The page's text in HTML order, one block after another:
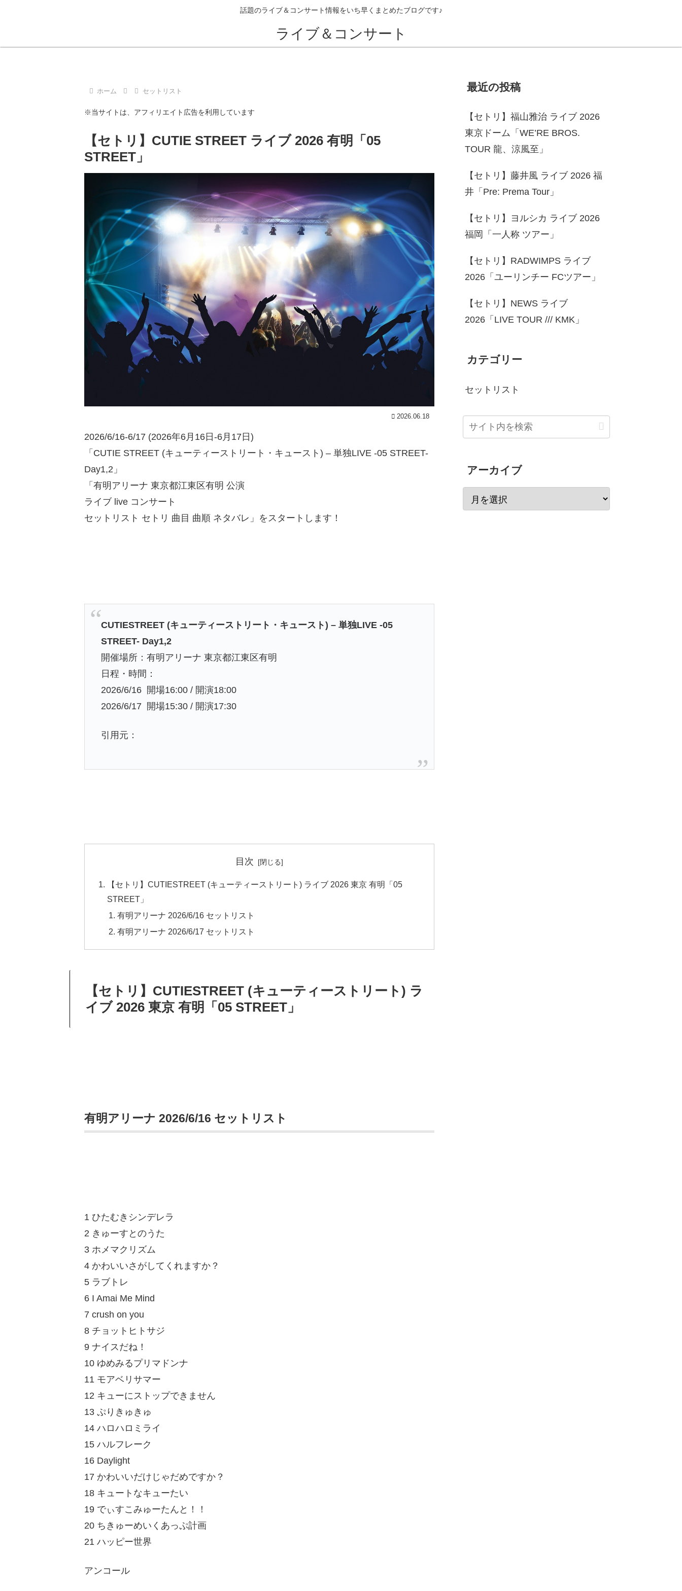
話題のライブ＆コンサート情報をいち早くまとめたブログです♪
ライブ＆コンサート
ホーム セットリスト
※当サイトは、アフィリエイト広告を利用しています
【セトリ】CUTIE STREET ライブ 2026 有明「05
STREET」
2026.06.18
2026/6/16-6/17 (2026年6月16日-6月17日)
「CUTIE STREET (キューティーストリート・キュースト) – 単独LIVE -05 STREET-
Day1,2」
「有明アリーナ 東京都江東区有明 公演
ライブ live コンサート
セットリスト セトリ 曲目 曲順 ネタバレ」をスタートします！
CUTIESTREET (キューティーストリート・キュースト) – 単独LIVE -05
STREET- Day1,2
開催場所：有明アリーナ 東京都江東区有明
日程・時間：
2026/6/16 開場16:00 / 開演18:00
2026/6/17 開場15:30 / 開演17:30
引用元：
目次
【セトリ】CUTIESTREET (キューティーストリート) ライブ 2026 東京 有明「05
STREET」
有明アリーナ 2026/6/16 セットリスト
有明アリーナ 2026/6/17 セットリスト
【セトリ】CUTIESTREET (キューティーストリート) ラ
イブ 2026 東京 有明「05 STREET」
有明アリーナ 2026/6/16 セットリスト
1 ひたむきシンデレラ
2 きゅーすとのうた
3 ホメマクリズム
4 かわいいさがしてくれますか？
5 ラブトレ
6 I Amai Me Mind
7 crush on you
8 チョットヒトサジ
9 ナイスだね！
10 ゆめみるプリマドンナ
11 モアベリサマー
12 キューにストップできません
13 ぷりきゅきゅ
14 ハロハロミライ
15 ハルフレーク
16 Daylight
17 かわいいだけじゃだめですか？
18 キュートなキューたい
19 でぃすこみゅーたんと！！
20 ちきゅーめいくあっぷ計画
21 ハッピー世界
アンコール
最近の投稿
【セトリ】福山雅治 ライブ 2026
東京ドーム「WE’RE BROS.
TOUR 龍、涼風至」
【セトリ】藤井風 ライブ 2026 福
井「Pre: Prema Tour」
【セトリ】ヨルシカ ライブ 2026
福岡「一人称 ツアー」
【セトリ】RADWIMPS ライブ
2026「ユーリンチー FCツアー」
【セトリ】NEWS ライブ
2026「LIVE TOUR /// KMK」
カテゴリー
セットリスト
アーカイブ